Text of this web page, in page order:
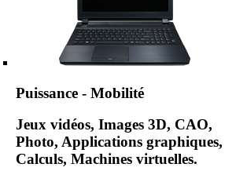
Puissance - Mobilité
Jeux vidéos, Images 3D, CAO,
Photo, Applications graphiques,
Calculs, Machines virtuelles.